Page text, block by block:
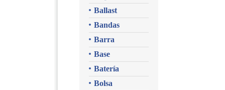
Ballast
Bandas
Barra
Base
Batería
Bolsa